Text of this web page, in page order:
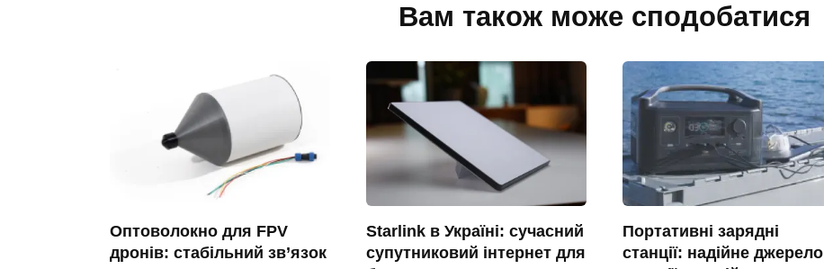
Вам також може сподобатися
Оптоволокно для FPV
дронів: стабільний зв’язок
Starlink в Україні: сучасний
супутниковий інтернет для
Портативні зарядні
станції: надійне джерело